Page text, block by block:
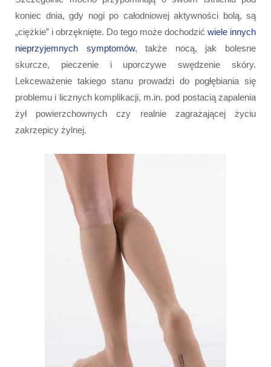
koniec dnia, gdy nogi po całodniowej aktywności bolą, są
„ciężkie” i obrzęknięte. Do tego może dochodzić wiele innych
nieprzyjemnych symptomów, także nocą, jak bolesne
skurcze, pieczenie i uporczywe swędzenie skóry.
Lekceważenie takiego stanu prowadzi do pogłębiania się
problemu i licznych komplikacji, m.in. pod postacią zapalenia
żył powierzchownych czy realnie zagrażającej życiu
zakrzepicy żylnej.